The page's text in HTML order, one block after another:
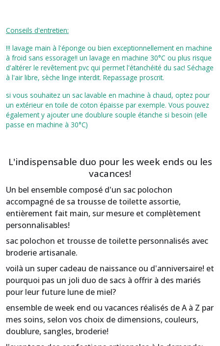
Conseils d'entretien:
!!! lavage main à l'éponge ou bien exceptionnellement en machine
à froid sans essorage!! un lavage en machine 30°C ou plus risque
d'altérer le revêtement pvc qui permet l'étanchéité du sac! Séchage
à l'air libre, sèche linge interdit. Repassage proscrit.
si vous souhaitez un sac lavable en machine à chaud, optez pour
un extérieur en toile de coton épaisse par exemple. Vous pouvez
également y ajouter une doublure souple étanche si besoin (elle
passe en machine à 30°C)
L'indispensable duo pour les week ends ou les
vacances!
Un bel ensemble composé d'un sac polochon
accompagné de sa trousse de toilette assortie,
entièrement fait main, sur mesure et complètement
personnalisables!
sac polochon et trousse de toilette personnalisés avec
broderie artisanale.
voilà un super cadeau de naissance ou d'anniversaire! et
pourquoi pas un joli duo de sacs à offrir à des mariés
pour leur future lune de miel?
ensemble de week end ou vacances réalisés de A à Z par
mes soins, selon vos choix de dimensions, couleurs,
doublure, sangles, broderie!